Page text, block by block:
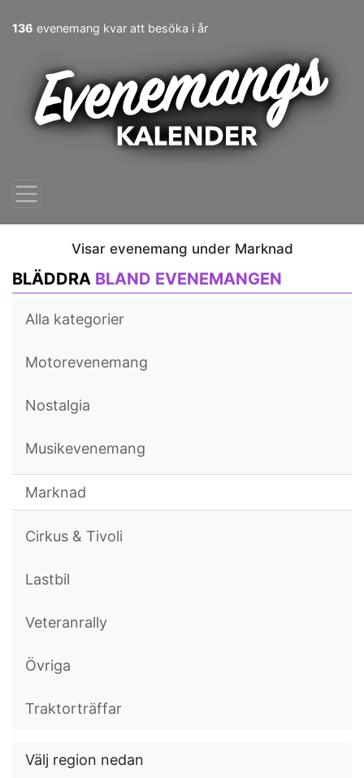
136 evenemang kvar att besöka i år
Visar evenemang under Marknad
BLÄDDRA BLAND EVENEMANGEN
Alla kategorier
Motorevenemang
Nostalgia
Musikevenemang
Marknad
Cirkus & Tivoli
Lastbil
Veteranrally
Övriga
Traktorträffar
Välj region nedan